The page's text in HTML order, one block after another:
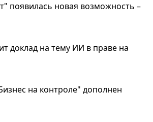
появилась новая возможность –
доклад на тему ИИ в праве на
на контроле" дополнен